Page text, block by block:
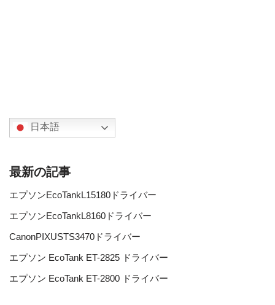
日本語
最新の記事
エプソンEcoTankL15180ドライバー
エプソンEcoTankL8160ドライバー
CanonPIXUSTS3470ドライバー
エプソン EcoTank ET-2825 ドライバー
エプソン EcoTank ET-2800 ドライバー